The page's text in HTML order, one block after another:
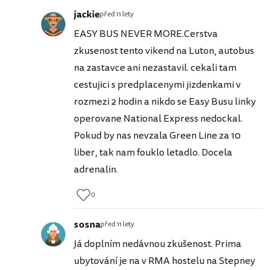
jackiepřed 11 lety
EASY BUS NEVER MORE.Cerstva
zkusenost tento vikend na Luton, autobus
na zastavce ani nezastavil. cekali tam
cestujici s predplacenymi jizdenkami v
rozmezi 2 hodin a nikdo se Easy Busu linky
operovane National Express nedockal.
Pokud by nas nevzala Green Line za 10
liber, tak nam fouklo letadlo. Docela
adrenalin.
0
sosnapřed 11 lety
Já doplním nedávnou zkušenost. Prima
ubytování je na v RMA hostelu na Stepney